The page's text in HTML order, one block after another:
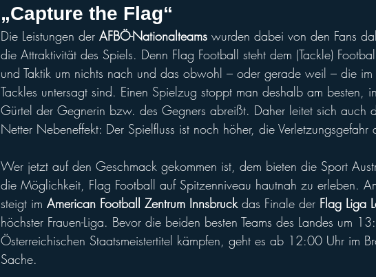
„Capture the Flag“
Die Leistungen der AFBÖ-Nationalteams wurden dabei von den Fans
die Attraktivität des Spiels. Denn Flag Football steht dem (Tackle)
und Taktik um nichts nach und das obwohl – oder gerade weil – die im
Tackles untersagt sind. Einen Spielzug stoppt man deshalb am besten,
Gürtel der Gegnerin bzw. des Gegners abreißt. Daher leitet sich auch
Netter Nebeneffekt: Der Spielfluss ist noch höher, die Verletzungsgefahr
Wer jetzt auf den Geschmack gekommen ist, dem bieten die Sport
die Möglichkeit, Flag Football auf Spitzenniveau hautnah zu erleben.
steigt im American Football Zentrum Innsbruck das Finale der Flag Liga
höchster Frauen-Liga. Bevor die beiden besten Teams des Landes um
Österreichischen Staatsmeistertitel kämpfen, geht es ab 12:00 Uhr im
Sache.